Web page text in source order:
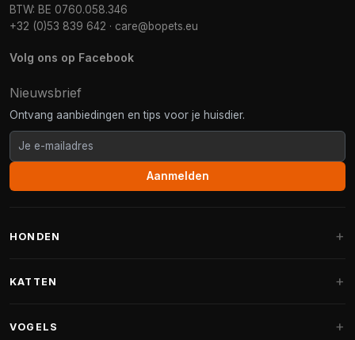
BTW: BE 0760.058.346
+32 (0)53 839 642 · care@bopets.eu
Volg ons op Facebook
Nieuwsbrief
Ontvang aanbiedingen en tips voor je huisdier.
Aanmelden
HONDEN
Fantail hondenmanden
KATTEN
VOGELS